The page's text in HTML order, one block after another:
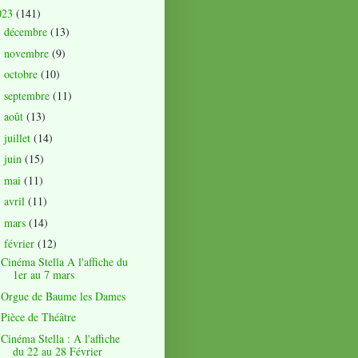
(141)
décembre (13)
novembre (9)
octobre (10)
septembre (11)
août (13)
juillet (14)
juin (15)
mai (11)
avril (11)
mars (14)
février (12)
Cinéma Stella A l'affiche du
1er au 7 mars
Orgue de Baume les Dames
Pièce de Théâtre
Cinéma Stella : A l'affiche
du 22 au 28 Février